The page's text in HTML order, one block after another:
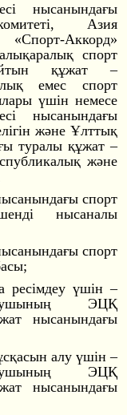
нысанындағы
Азия
Аккорд»
спорт
құжат –
емес спорт
үшін немесе
нысанындағы
және Ұлттық
туралы құжат –
және
спорт
нысаналы
спорт
ресімдеу үшін –
ЭЦҚ
нысанындағы
алу үшін –
ЭЦҚ
нысанындағы